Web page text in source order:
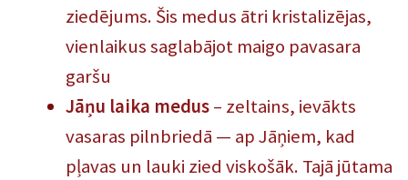
ziedējums. Šis medus ātri kristalizējas,
vienlaikus saglabājot maigo pavasara
garšu
Jāņu laika medus– zeltains, ievākts
vasaras pilnbriedā — ap Jāņiem, kad
pļavas un lauki zied viskošāk. Tajā jūtama